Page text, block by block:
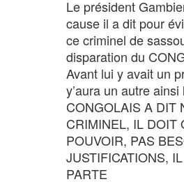
Le président
cause il a dit pour
ce criminel de
disparation du
Avant lui y avait un
y’aura un autre
CONGOLAIS A DIT
CRIMINEL, IL DOIT
POUVOIR, PAS
JUSTIFICATIONS,
PARTE